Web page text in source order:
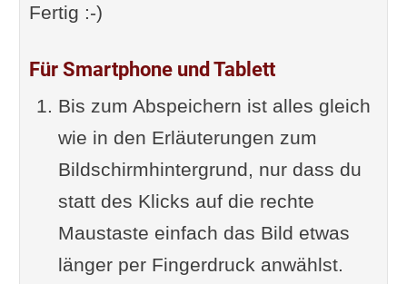
Fertig :-)
Für Smartphone und Tablett
Bis zum Abspeichern ist alles gleich
wie in den Erläuterungen zum
Bildschirmhintergrund, nur dass du
statt des Klicks auf die rechte
Maustaste einfach das Bild etwas
länger per Fingerdruck anwählst.